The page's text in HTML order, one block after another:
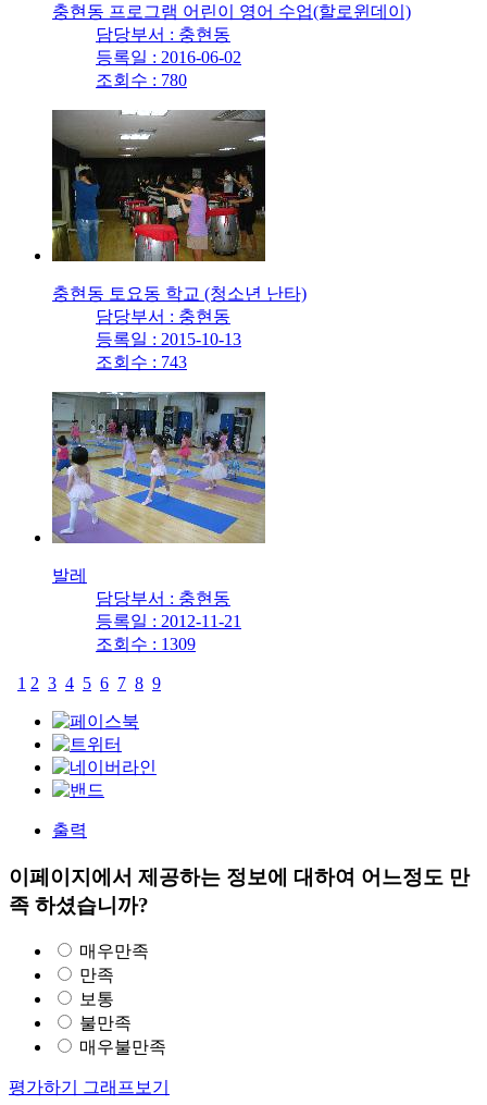
충현동 프로그램 어린이 영어 수업(할로윈데이)
담당부서 : 충현동
등록일 : 2016-06-02
조회수 : 780
충현동 토요동 학교 (청소년 난타)
담당부서 : 충현동
등록일 : 2015-10-13
조회수 : 743
발레
담당부서 : 충현동
등록일 : 2012-11-21
조회수 : 1309
1 2 3 4 5 6 7 8 9
출력
이페이지에서 제공하는 정보에 대하여 어느정도 만
족 하셨습니까?
매우만족
만족
보통
불만족
매우불만족
평가하기 그래프보기